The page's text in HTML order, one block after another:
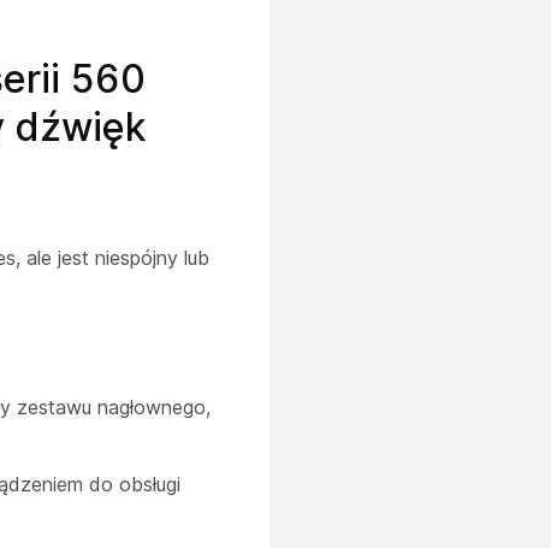
560
dźwięk
ale jest niespójny lub
nagłownego,
do obsługi